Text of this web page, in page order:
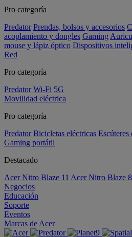
Pro categoría
Predator Prendas, bolsos y accesorios
acoplamiento y dongles Gaming
mouse y lápiz óptico Dispositivos
Red
Pro categoría
Predator Wi-Fi 5G
Movilidad eléctrica
Pro categoría
Predator Bicicletas eléctricas Escúteres
Gaming portátil
Destacado
Acer Nitro Blaze 11 Acer Nitro Blaze 8
Negocios
Educación
Soporte
Eventos
Marcas de Acer